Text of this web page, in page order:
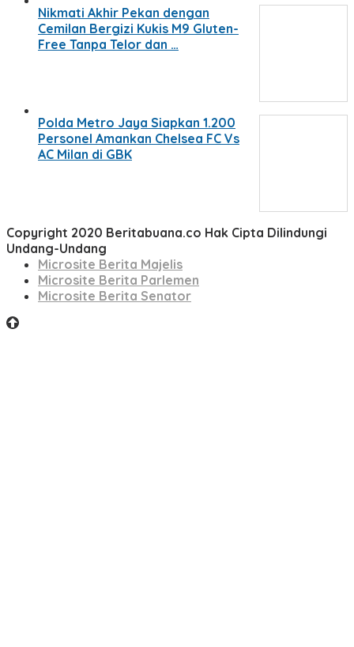
Nikmati Akhir Pekan dengan
Cemilan Bergizi Kukis M9 Gluten-
Free Tanpa Telor dan …
Polda Metro Jaya Siapkan 1.200
Personel Amankan Chelsea FC Vs
AC Milan di GBK
Copyright 2020 Beritabuana.co Hak Cipta Dilindungi
Undang-Undang
Microsite Berita Majelis
Microsite Berita Parlemen
Microsite Berita Senator